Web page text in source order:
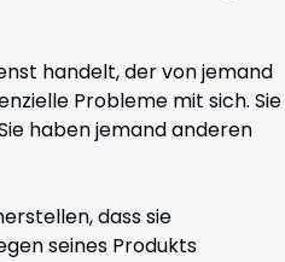
handelt, der von jemand
Probleme mit sich. Sie
haben jemand anderen
dass sie
seines Produkts